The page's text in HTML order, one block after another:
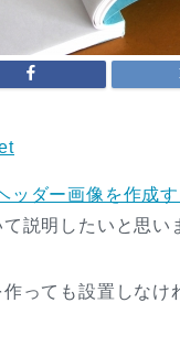
ッダー画像を作成
説明したいと思い
っても設置しなけ